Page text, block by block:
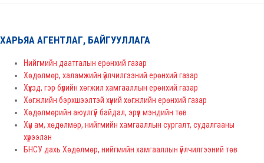
ХАРЬЯА АГЕНТЛАГ, БАЙГУУЛЛАГА
Нийгмийн даатгалын ерөнхий газар
Хөдөлмөр, халамжийн үйлчилгээний ерөнхий газар
Хүүхэд, гэр бүлийн хөгжил хамгааллын ерөнхий газар
Хөгжлийн бэрхшээлтэй хүний хөгжлийн ерөнхий газар
Хөдөлмөрийн аюулгүй байдал, эрүүл мэндийн төв
Хүн ам, хөдөлмөр, нийгмийн хамгааллын сургалт, судалгааны
хүрээлэн
БНСУ дахь Хөдөлмөр, нийгмийн хамгааллын үйлчилгээний төв